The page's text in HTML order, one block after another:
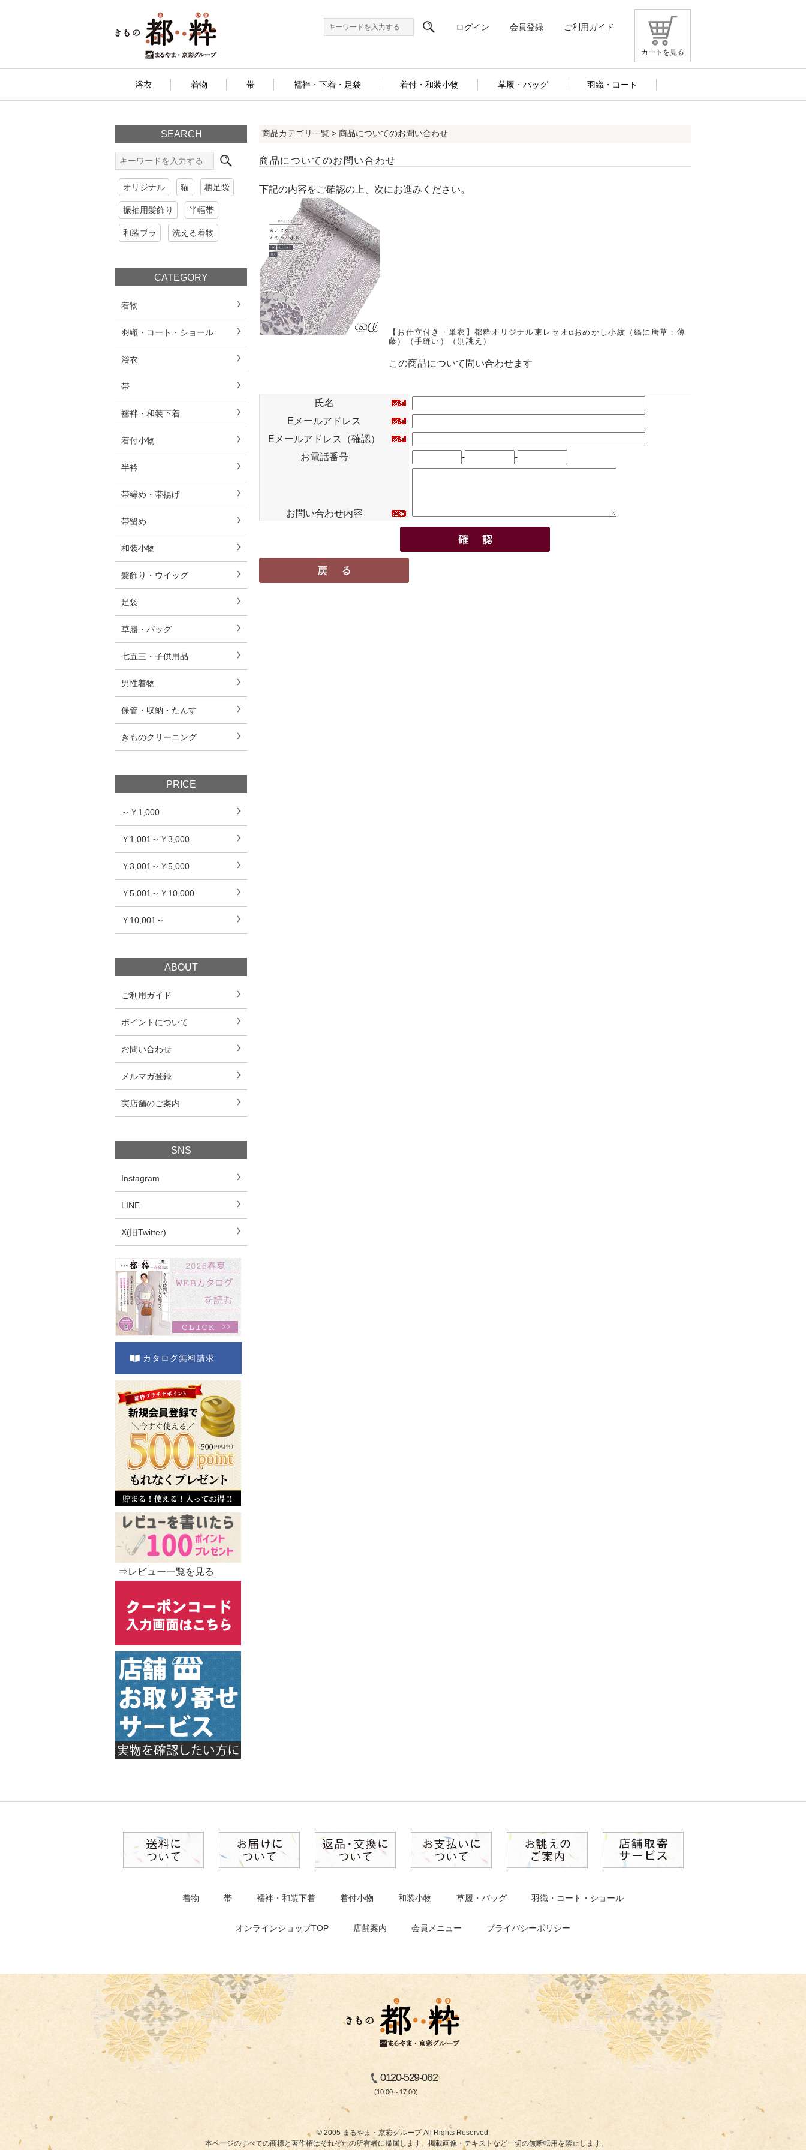
カートを見る
ログイン 会員登録 ご利用ガイド
浴衣 着物 帯 襦袢・下着・足袋 着付・和装小物 草履・バッグ 羽織・コート
SEARCH
オリジナル 猫 柄足袋
振袖用髪飾り 半幅帯
和装ブラ 洗える着物
CATEGORY
着物
羽織・コート・ショール
浴衣
帯
襦袢・和装下着
着付小物
半衿
帯締め・帯揚げ
帯留め
和装小物
髪飾り・ウイッグ
足袋
草履・バッグ
七五三・子供用品
男性着物
保管・収納・たんす
きものクリーニング
PRICE
～￥1,000
￥1,001～￥3,000
￥3,001～￥5,000
￥5,001～￥10,000
￥10,001～
ABOUT
ご利用ガイド
ポイントについて
お問い合わせ
メルマガ登録
実店舗のご案内
SNS
Instagram
LINE
X(旧Twitter)
カタログ無料請求
⇒レビュー一覧を見る
商品カテゴリ一覧 > 商品についてのお問い合わせ
商品についてのお問い合わせ
下記の内容をご確認の上、次にお進みください。
【お仕立付き・単衣】都粋オリジナル東レセオαおめかし小紋（縞に唐草：薄
藤）（手縫い）（別誂え）
この商品について問い合わせます
氏名
Eメールアドレス
Eメールアドレス（確認）
お電話番号
- -
お問い合わせ内容
着物 帯 襦袢・和装下着 着付小物 和装小物 草履・バッグ 羽織・コート・ショール
オンラインショップTOP 店舗案内 会員メニュー プライバシーポリシー
0120-529-062
(10:00～17:00)
© 2005 まるやま・京彩グループ All Rights Reserved.
本ページのすべての商標と著作権はそれぞれの所有者に帰属します。掲載画像・テキストなど一切の無断転用を禁止します。